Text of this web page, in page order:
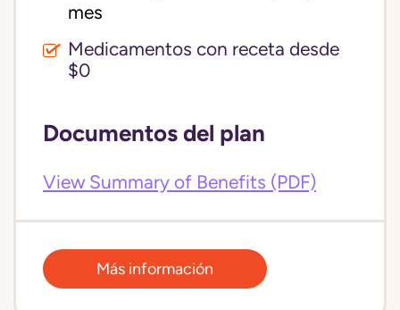
mes
Medicamentos con receta desde
$0
Documentos del plan
View Summary of Benefits (PDF)
Más información